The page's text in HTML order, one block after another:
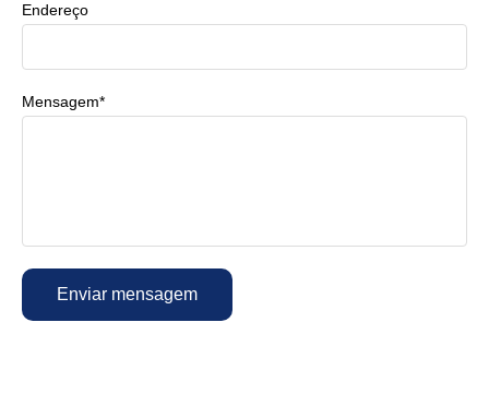
Endereço
Mensagem*